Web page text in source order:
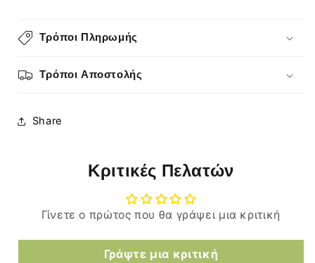
Τρόποι Πληρωμής
Τρόποι Αποστολής
Share
Κριτικές Πελατών
Γίνετε ο πρώτος που θα γράψει μια κριτική
Γράψτε μια κριτική